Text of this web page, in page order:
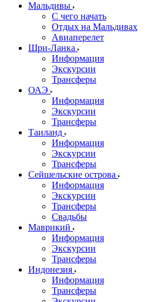
Мальдивы
С чего начать
Отдых на Мальдивах
Авиаперелет
Шри-Ланка
Информация
Экскурсии
Трансферы
ОАЭ
Информация
Экскурсии
Трансферы
Таиланд
Информация
Экскурсии
Трансферы
Сейшельские острова
Информация
Экскурсии
Трансферы
Свадьбы
Маврикий
Информация
Экскурсии
Трансферы
Индонезия
Информация
Трансферы